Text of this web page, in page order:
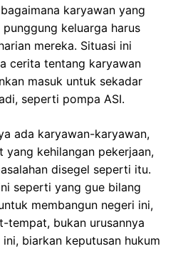
karyawan yang
keluarga harus
mereka. Situasi ini
cerita tentang karyawan
masuk untuk sekadar
seperti pompa ASI.
ada karyawan-karyawan,
yang kehilangan pekerjaan,
disegel seperti itu.
seperti yang gue bilang
membangun negeri ini,
tempat, bukan urusannya
biarkan keputusan hukum